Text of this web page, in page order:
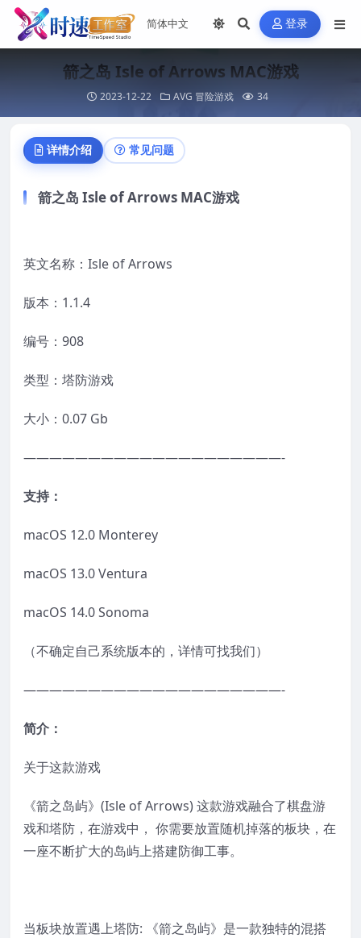
登录
箭之岛 Isle of Arrows MAC游戏
2023-12-22 AVG 冒险游戏 34
详情介绍 常见问题
箭之岛 Isle of Arrows MAC游戏
英文名称：Isle of Arrows
版本：1.1.4
编号：908
类型：塔防游戏
大小：0.07 Gb
————————————————————-
支持：
macOS 12.0 Monterey
macOS 13.0 Ventura
macOS 14.0 Sonoma
（不确定自己系统版本的，详情可找我们）
————————————————————-
简介：
关于这款游戏
《箭之岛屿》(Isle of Arrows) 这款游戏融合了棋盘游
戏和塔防，在游戏中， 你需要放置随机掉落的板块，在
一座不断扩大的岛屿上搭建防御工事。
当板块放置遇上塔防: 《箭之岛屿》是一款独特的混搭